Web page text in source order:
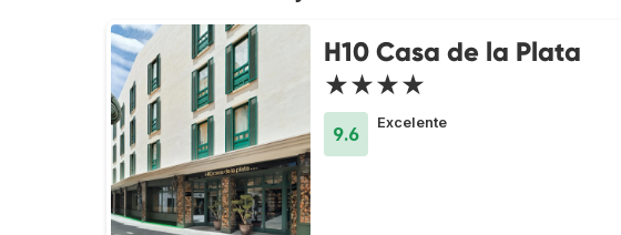
H10 Casa de la Plata
★★★★
9.6
Excelente